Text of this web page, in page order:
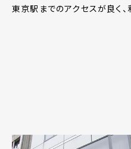
東京駅までのアクセスが良く